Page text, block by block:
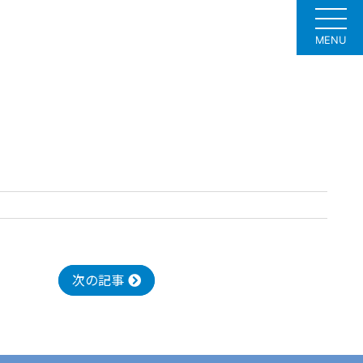
MENU
次の記事